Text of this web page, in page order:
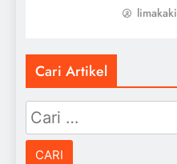
limakaki
Cari Artikel
Cari
untuk: